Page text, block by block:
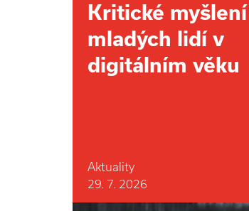
Kritické myšlení
mladých lidí v
digitálním věku
Aktuality
29. 7. 2026